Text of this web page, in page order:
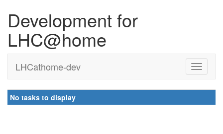
Development for
LHC@home
LHCathome-dev
No tasks to display